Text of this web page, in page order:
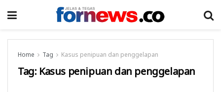
Home Tag Kasus penipuan dan penggelapan
Tag: Kasus penipuan dan penggelapan